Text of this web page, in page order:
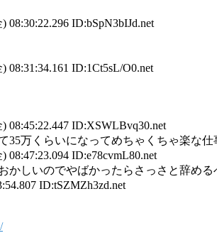
08:30:22.296 ID:bSpN3bIJd.net
08:31:34.161 ID:1Ct5sL/O0.net
) 08:45:22.447 ID:XSWLBvq30.net
万くらいになってめちゃくちゃ楽な
08:47:23.094 ID:e78cvmL80.net
かしいのでやばかったらさっさと辞める
ID:tSZMZh3zd.net